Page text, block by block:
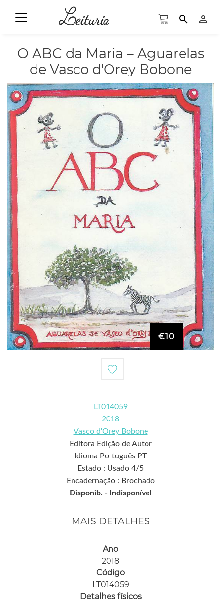
search person_outline
O ABC da Maria – Aguarelas
de Vasco d'Orey Bobone
€10
LT014059
2018
Vasco d'Orey Bobone
Editora Edição de Autor
Idioma Português PT
Estado : Usado 4/5
Encadernação : Brochado
Disponib. -
Indisponível
MAIS DETALHES
Ano
2018
Código
LT014059
Detalhes físicos